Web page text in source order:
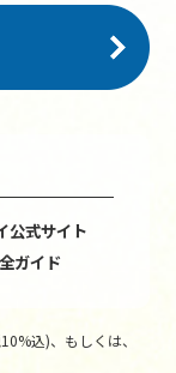
公式サイト
ガイド
込)、もしくは、